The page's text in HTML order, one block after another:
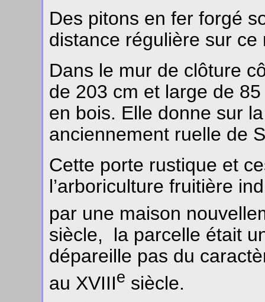
Des pitons en fer forgé
distance régulière sur ce
Dans le mur de clôture
de 203 cm et large de
en bois. Elle donne sur
anciennement ruelle de
Cette porte rustique et
l’arboriculture fruitière
par une maison
siècle, la parcelle était
dépareille pas du
au XVIIIe siècle.